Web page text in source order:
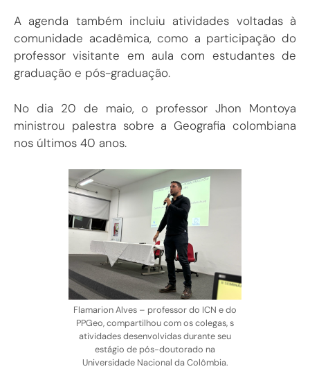
A agenda também incluiu atividades voltadas à
comunidade acadêmica, como a participação do
professor visitante em aula com estudantes de
graduação e pós-graduação.
No dia 20 de maio, o professor Jhon Montoya
ministrou palestra sobre a Geografia colombiana
nos últimos 40 anos.
Flamarion Alves – professor do ICN e do
PPGeo, compartilhou com os colegas, s
atividades desenvolvidas durante seu
estágio de pós-doutorado na
Universidade Nacional da Colômbia.